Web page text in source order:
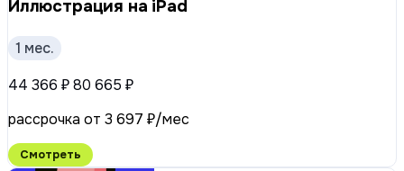
Иллюстрация на iPad
1 мес.
44 366 ₽80 665 ₽
рассрочка от 3 697 ₽/мес
Смотреть